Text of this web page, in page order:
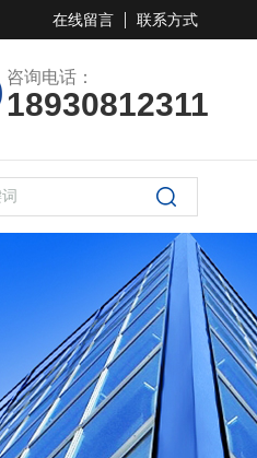
在线留言 联系方式
咨询电话：
18930812311